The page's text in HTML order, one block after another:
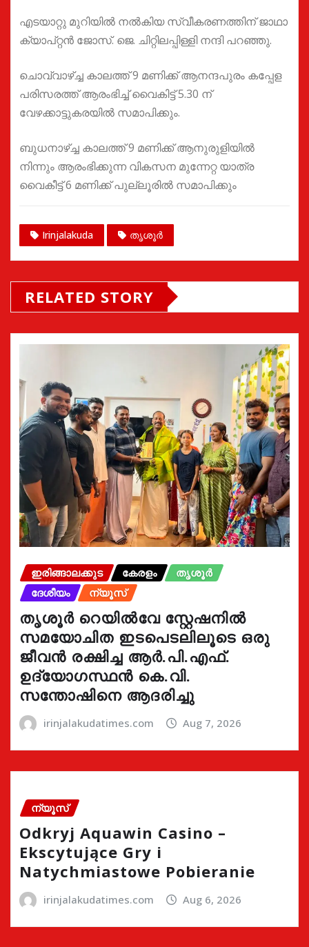
എടയാറ്റു മുറിയിൽ നൽകിയ സ്വീകരണത്തിന് ജാഥാ
ക്യാപ്റ്റൻ ജോസ്. ജെ. ചിറ്റിലപ്പിള്ളി നന്ദി പറഞ്ഞു.
ചൊവ്വാഴ്ച്ച കാലത്ത് 9 മണിക്ക് ആനന്ദപുരം കപ്പേള
പരിസരത്ത് ആരംഭിച്ച് വൈകിട്ട് 5.30 ന്
വേഴക്കാട്ടുകരയിൽ സമാപിക്കും.
ബുധനാഴ്ച്ച കാലത്ത് 9 മണിക്ക് ആനുരുളിയിൽ
നിന്നും ആരംഭിക്കുന്ന വികസന മുന്നേറ്റ യാത്ര
വൈകീട്ട് 6 മണിക്ക് പുല്ലൂരിൽ സമാപിക്കും
Irinjalakuda തൃശൂർ
RELATED STORY
ഇരിങ്ങാലക്കുട കേരളം
തൃശൂർ
ദേശീയം
ന്യൂസ്
തൃശൂർ റെയിൽവേ സ്റ്റേഷനിൽ
സമയോചിത ഇടപെടലിലൂടെ ഒരു
ജീവൻ രക്ഷിച്ച ആർ.പി.എഫ്.
ഉദ്യോഗസ്ഥൻ കെ.വി.
സന്തോഷിനെ ആദരിച്ചു
irinjalakudatimes.com Aug 7, 2026
ന്യൂസ്
Odkryj Aquawin Casino –
Ekscytujące Gry i
Natychmiastowe Pobieranie
irinjalakudatimes.com Aug 6, 2026